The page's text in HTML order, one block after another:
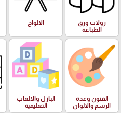
رولات ورق
الطباعة
الالواح
الفنون وعدة
الرسم والالوان
البازل والالعاب
التعليمية